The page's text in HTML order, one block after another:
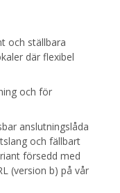
och ställbara
där flexibel
och för
anslutningslåda
och fällbart
försedd med
(version b) på vår